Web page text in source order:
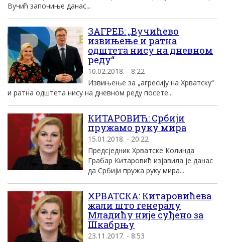
Вучић започиње данас...
ЗАГРЕБ: „Вучићево
извињење и ратна
одштета нису на дневном
реду“
10.02.2018. - 8:22
Извињење за „агресију на Хрватску“
и ратна одштета нису на дневном реду посете...
КИТАРОВИЋ: Србији
пружамо руку мира
15.01.2018. - 20:22
Предсједник Хрватске Колинда
Грабар Китаровић изјавила је данас
да Србији пружа руку мира...
ХРВАТСКА: Китаровићева
жали што генералу
Младићу није суђено за
Шкабрњу
23.11.2017. - 8:53